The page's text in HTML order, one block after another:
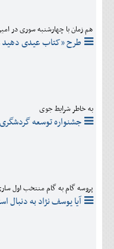
هم زمان با چهارشنبه سوری در
طرح «کتاب عیدی دهید
به خاطر شرایط جوی
جشنواره توسعه گردشگری
پروسه گام به گام منتخب اول
آیا یوسف نژاد به دنبال